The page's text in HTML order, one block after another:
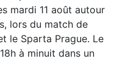
mardi 11 août autour
lors du match de
le Sparta Prague. Le
à minuit dans un